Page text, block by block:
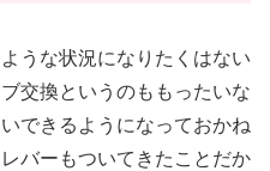
うな状況になりたくはない
交換というのももったいな
できるようになっておかね
バーもついてきたことだか